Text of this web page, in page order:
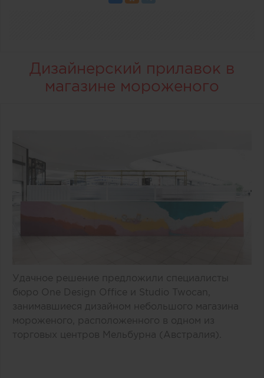
Дизайнерский прилавок в
магазине мороженого
Удачное решение предложили специалисты
бюро One Design Office и Studio Twocan,
занимавшиеся дизайном небольшого магазина
мороженого, расположенного в одном из
торговых центров Мельбурна (Австралия).